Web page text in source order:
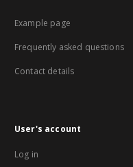
Example page
Frequently asked questions
Contact details
User's account
Log in